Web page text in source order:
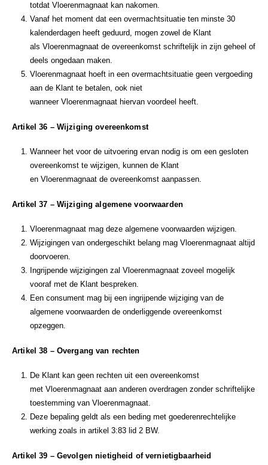
totdat Vloerenmagnaat kan nakomen.
Vanaf het moment dat een overmachtsituatie ten minste 30
kalenderdagen heeft geduurd, mogen zowel de Klant
als Vloerenmagnaat de overeenkomst schriftelijk in zijn geheel of
deels ongedaan maken.
Vloerenmagnaat hoeft in een overmachtsituatie geen vergoeding
aan de Klant te betalen, ook niet
wanneer Vloerenmagnaat hiervan voordeel heeft.
Artikel 36 – Wijziging overeenkomst
Wanneer het voor de uitvoering ervan nodig is om een gesloten
overeenkomst te wijzigen, kunnen de Klant
en Vloerenmagnaat de overeenkomst aanpassen.
Artikel 37 – Wijziging algemene voorwaarden
Vloerenmagnaat mag deze algemene voorwaarden wijzigen.
Wijzigingen van ondergeschikt belang mag Vloerenmagnaat altijd
doorvoeren.
Ingrijpende wijzigingen zal Vloerenmagnaat zoveel mogelijk
vooraf met de Klant bespreken.
Een consument mag bij een ingrijpende wijziging van de
algemene voorwaarden de onderliggende overeenkomst
opzeggen.
Artikel 38 – Overgang van rechten
De Klant kan geen rechten uit een overeenkomst
met Vloerenmagnaat aan anderen overdragen zonder schriftelijke
toestemming van Vloerenmagnaat.
Deze bepaling geldt als een beding met goederenrechtelijke
werking zoals in artikel 3:83 lid 2 BW.
Artikel 39 – Gevolgen nietigheid of vernietigbaarheid